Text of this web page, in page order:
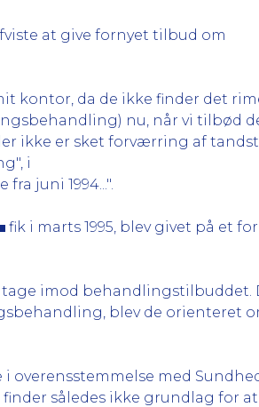
at give fornyet tilbud om
kontor, da de ikke finder det
nu, når vi tilbød
ikke er sket forværring af
i
juni 1994...".
fik i marts 1995, blev givet på et for
tage imod behandlingstilbuddet.
blev de orienteret
med
således ikke grundlag for